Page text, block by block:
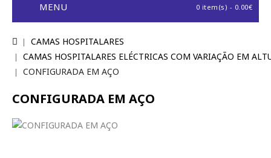
0 item(s) - 0.00€
MENU
CAMAS HOSPITALARES
CAMAS HOSPITALARES ELÉCTRICAS COM VARIAÇÃO EM
CONFIGURADA EM AÇO
CONFIGURADA EM AÇO